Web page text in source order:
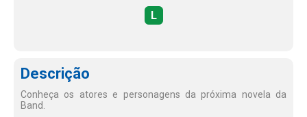
L
Descrição
Conheça os atores e personagens da próxima novela da
Band.